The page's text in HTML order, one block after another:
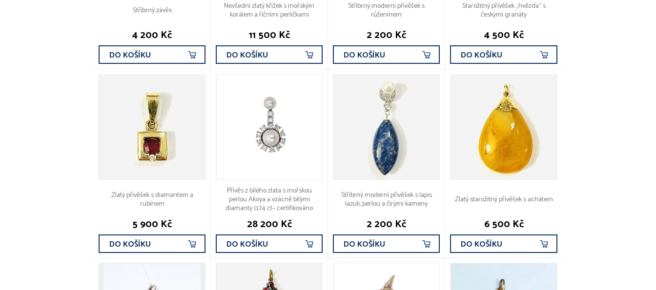
Stříbrný závěs
4 200 Kč
DO KOŠÍKU
Nevšední zlatý křížek s mořským
korálem a říčními perličkami
11 500 Kč
DO KOŠÍKU
Stříbrný moderní přívěšek s
růženínem
2 200 Kč
DO KOŠÍKU
Starožitný přívěšek „hvězda“ s
českými granáty
4 500 Kč
DO KOŠÍKU
Zlatý přívěšek s diamantem a
rubínem
5 900 Kč
DO KOŠÍKU
Přívěs z bílého zlata s mořskou
perlou Akoya a vzácně bílými
diamanty 0,74 ct– certifikováno
28 200 Kč
DO KOŠÍKU
Stříbrný moderní přívěšek s lapis
lazuli, perlou a čirými kameny
2 200 Kč
DO KOŠÍKU
Zlatý starožitný přívěšek s achátem
6 500 Kč
DO KOŠÍKU